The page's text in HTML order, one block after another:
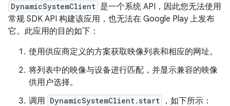
DynamicSystemClient 是一个系统 API，因此您无法使用
常规 SDK API 构建该应用，也无法在 Google Play 上发布
它。此应用的目的如下：
使用供应商定义的方案获取映像列表和相应的网址。
将列表中的映像与设备进行匹配，并显示兼容的映像
供用户选择。
调用 DynamicSystemClient.start ，如下所示：